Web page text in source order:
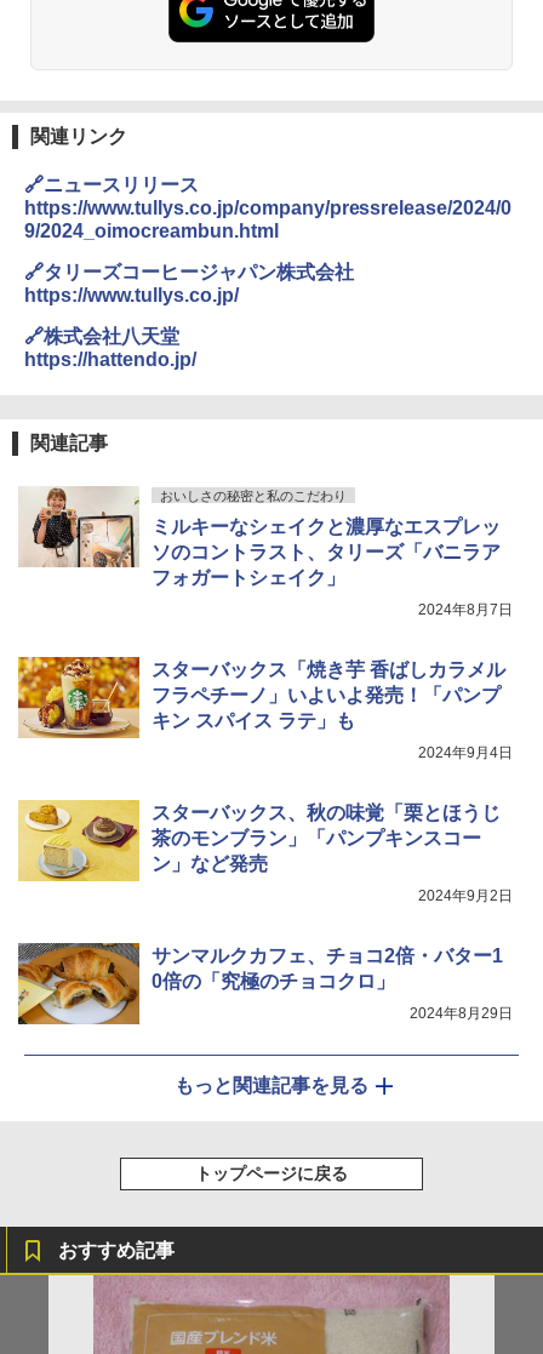
[山善] スチームオーブンレンジ 25L 一人
暮らし 二人暮らし フラットテーブル ス
チーム調理 自動メニュー19種搭載 角皿
3
[山善] スチームオーブンレンジ 省エネ
高効率 15L 一人暮らし 二人暮らし スチ
ーム調理 フラットテーブル トースト機
能 自動メニュー33種 簡単お手入れ ブラ
ック YRZ-WF150TV(B)
4
ジ 赤外線センサー ノンフライ調理 簡単
お手入れ 小型 新生活 一人暮らし 二人暮
らし ファミリー
￥34,546
5
シャープ ウォーターオーブン ヘルシオ
AX-XJ1-B ブラック 30L 2段調理 コンベ
クション トースト機能
関連リンク
🔗ニュースリリース
https://www.tullys.co.jp/company/pressrelease/2024/0
9/2024_oimocreambun.html
🔗タリーズコーヒージャパン株式会社
https://www.tullys.co.jp/
🔗株式会社八天堂
https://hattendo.jp/
関連記事
おいしさの秘密と私のこだわり
ミルキーなシェイクと濃厚なエスプレッ
ソのコントラスト、タリーズ「バニラア
フォガートシェイク」
2024年8月7日
スターバックス「焼き芋 香ばしカラメル
フラペチーノ」いよいよ発売！「パンプ
キン スパイス ラテ」も
2024年9月4日
スターバックス、秋の味覚「栗とほうじ
茶のモンブラン」「パンプキンスコー
ン」など発売
2024年9月2日
サンマルクカフェ、チョコ2倍・バター1
0倍の「究極のチョコクロ」
2024年8月29日
もっと関連記事を見る
トップページに戻る
おすすめ記事